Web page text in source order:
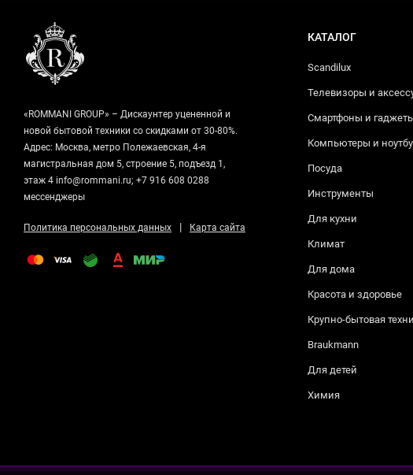
«ROMMANI GROUP» – Дискаунтер уцененной и
новой бытовой техники со скидками от 30-80%.
Адрес: Москва, метро Полежаевская, 4-я
магистральная дом 5, строение 5, подъезд 1,
этаж 4 info@rommani.ru; +7 916 608 0288
мессенджеры
Политика персональных данных | Карта сайта
КАТАЛОГ
Scandilux
Телевизоры и
Смартфоны и
Компьютеры и
Посуда
Инструменты
Для кухни
Климат
Для дома
Красота и здоровье
Крупно-бытовая
Braukmann
Для детей
Химия